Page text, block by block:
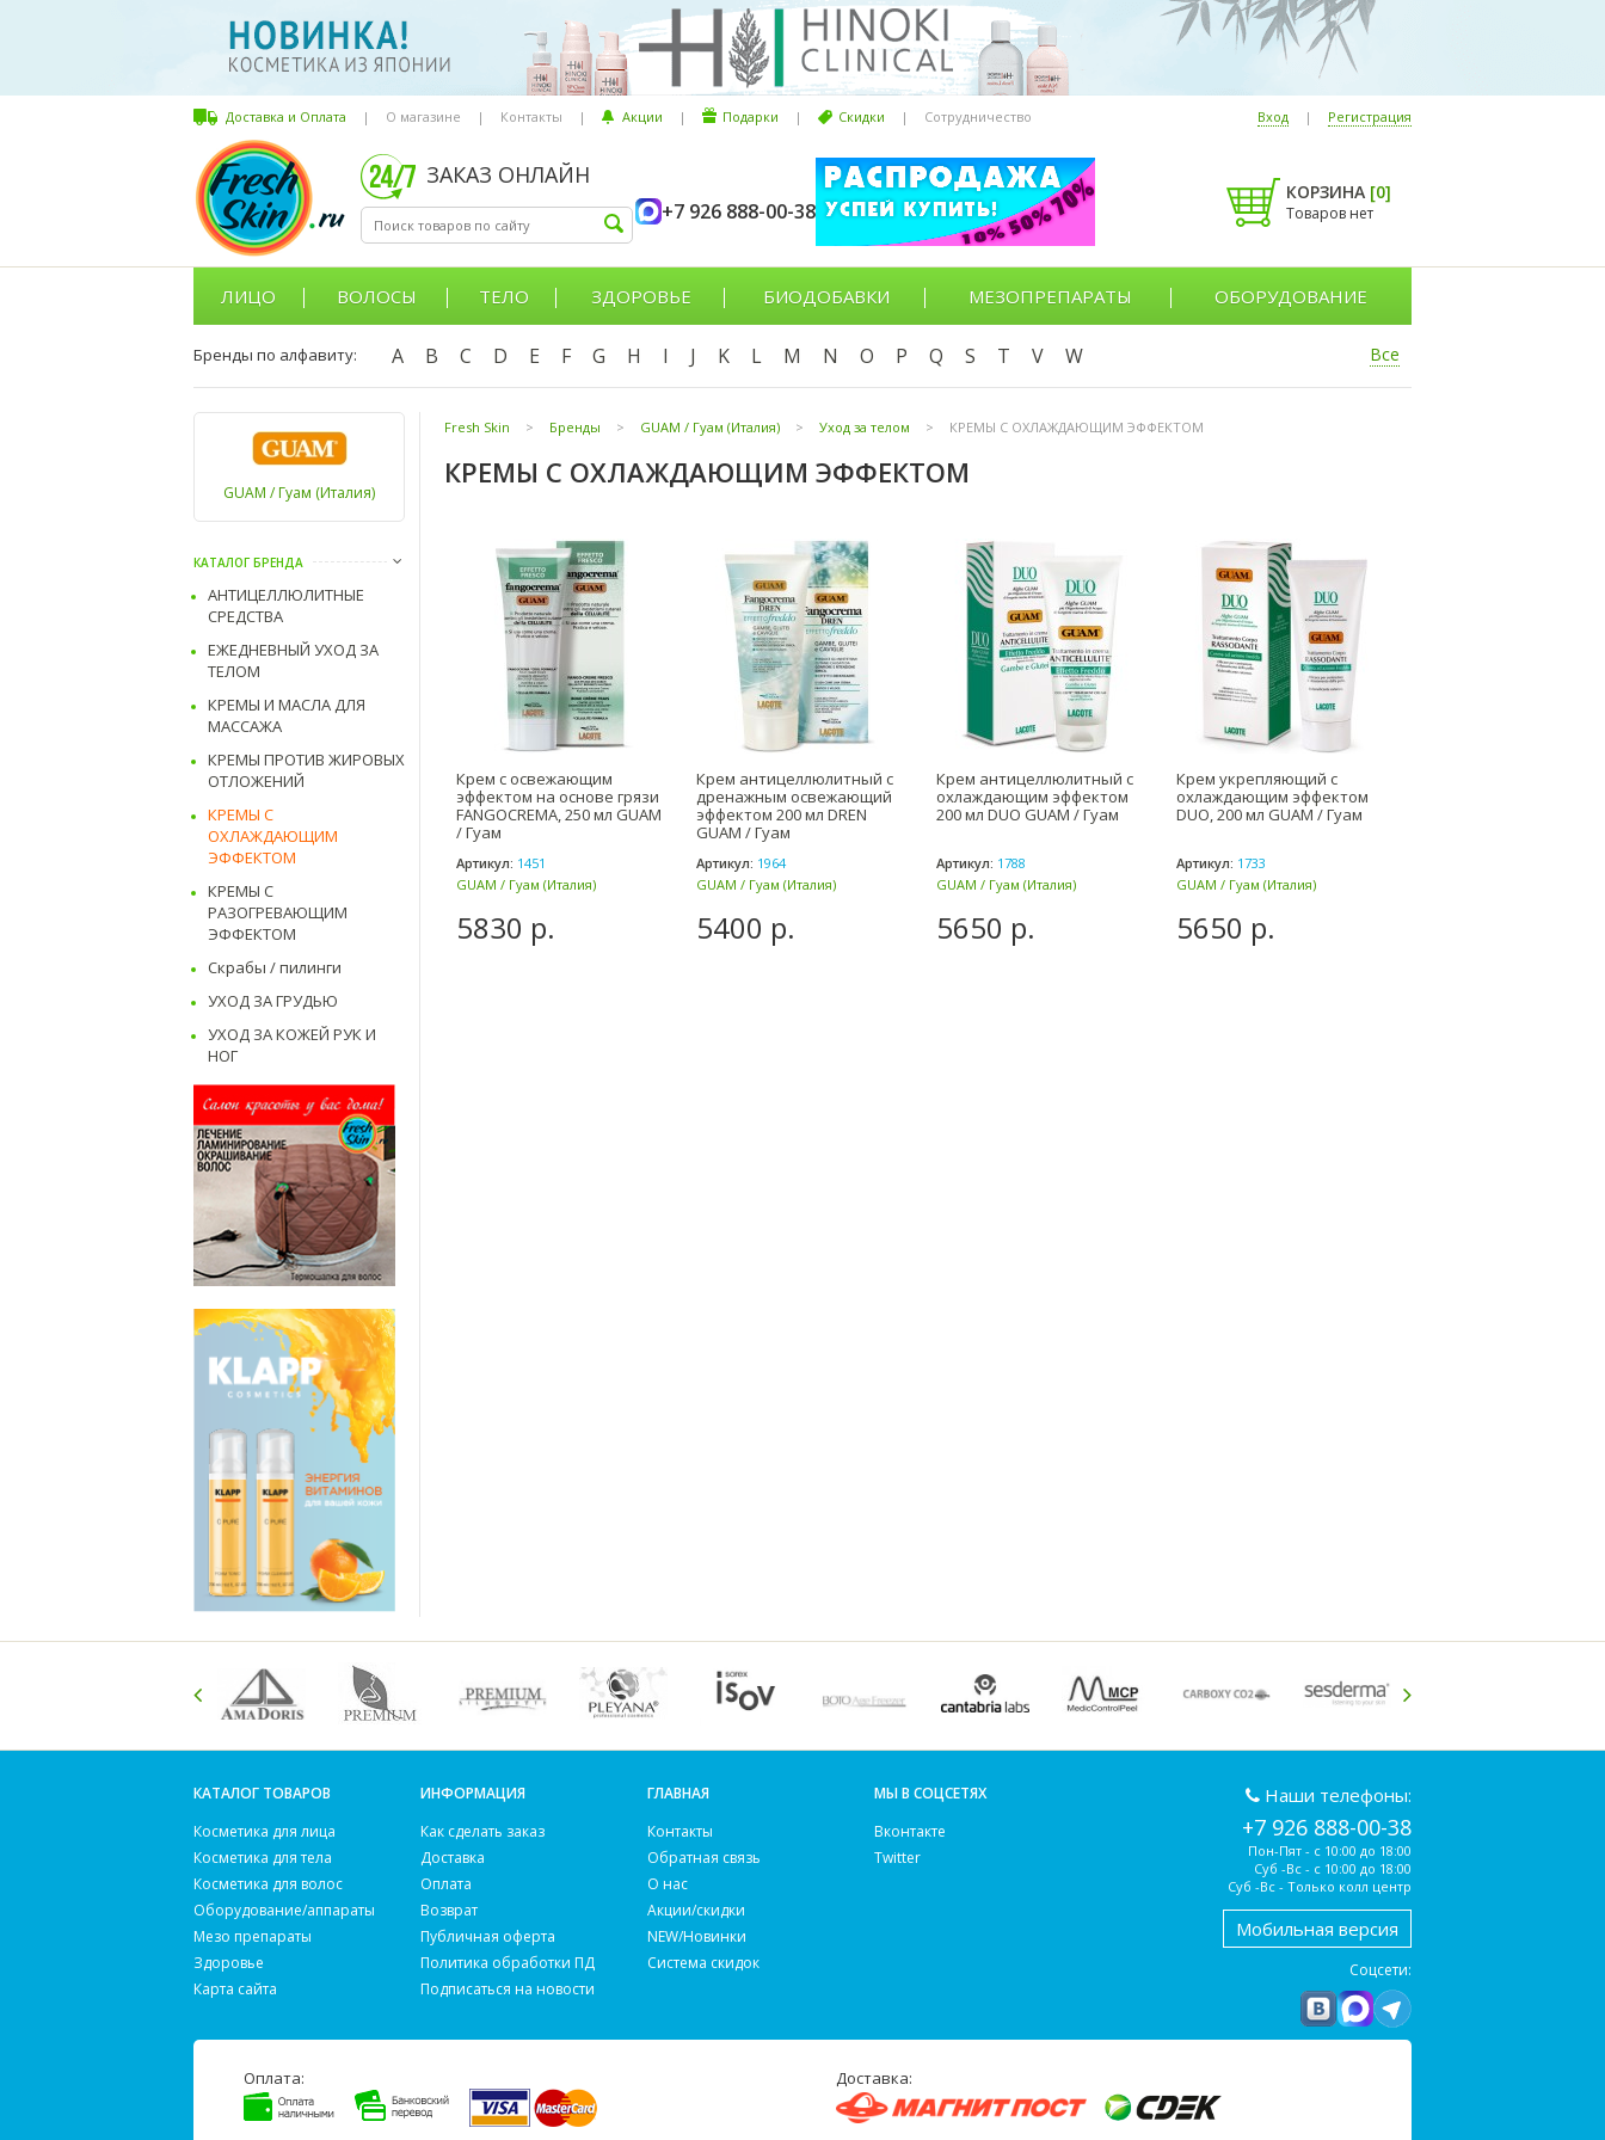
Доставка и Оплата | О магазине | Контакты | Акции | Подарки | Скидки | Сотрудничество Вход | Регистрация
ЗАКАЗ ОНЛАЙН
+7 926 888-00-38
КОРЗИНА [0]
Товаров нет
ЛИЦО ВОЛОСЫ ТЕЛО ЗДОРОВЬЕ БИОДОБАВКИ МЕЗОПРЕПАРАТЫ ОБОРУДОВАНИЕ
Бренды по алфавиту: A B C D E F G H I J K L M N O P Q S T V W Все
GUAM / Гуам (Италия)
КАТАЛОГ БРЕНДА
АНТИЦЕЛЛЮЛИТНЫЕ
СРЕДСТВА
ЕЖЕДНЕВНЫЙ УХОД ЗА
ТЕЛОМ
КРЕМЫ И МАСЛА ДЛЯ
МАССАЖА
КРЕМЫ ПРОТИВ ЖИРОВЫХ
ОТЛОЖЕНИЙ
КРЕМЫ С
ОХЛАЖДАЮЩИМ
ЭФФЕКТОМ
КРЕМЫ С
РАЗОГРЕВАЮЩИМ
ЭФФЕКТОМ
Скрабы / пилинги
УХОД ЗА ГРУДЬЮ
УХОД ЗА КОЖЕЙ РУК И
НОГ
Fresh Skin > Бренды > GUAM / Гуам (Италия) > Уход за телом > КРЕМЫ С ОХЛАЖДАЮЩИМ ЭФФЕКТОМ
КРЕМЫ С ОХЛАЖДАЮЩИМ ЭФФЕКТОМ
Крем с освежающим
эффектом на основе грязи
FANGOCREMA, 250 мл GUAM
/ Гуам
Артикул: 1451
GUAM / Гуам (Италия)
5830 р.
Крем антицеллюлитный с
дренажным освежающий
эффектом 200 мл DREN
GUAM / Гуам
Артикул: 1964
GUAM / Гуам (Италия)
5400 р.
Крем антицеллюлитный с
охлаждающим эффектом
200 мл DUO GUAM / Гуам
Артикул: 1788
GUAM / Гуам (Италия)
5650 р.
Крем укрепляющий с
охлаждающим эффектом
DUO, 200 мл GUAM / Гуам
Артикул: 1733
GUAM / Гуам (Италия)
5650 р.
КАТАЛОГ ТОВАРОВ
Косметика для лица
Косметика для тела
Косметика для волос
Оборудование/аппараты
Мезо препараты
Здоровье
Карта сайта
ИНФОРМАЦИЯ
Как сделать заказ
Доставка
Оплата
Возврат
Публичная оферта
Политика обработки ПД
Подписаться на новости
ГЛАВНАЯ
Контакты
Обратная связь
О нас
Акции/скидки
NEW/Новинки
Система скидок
МЫ В СОЦСЕТЯХ
Вконтакте
Twitter
Наши телефоны:
+7 926 888-00-38
Пон-Пят - с 10:00 до 18:00
Суб -Вс - с 10:00 до 18:00
Суб -Вс - Только колл центр
Мобильная версия
Соцсети:
Оплата: Доставка: